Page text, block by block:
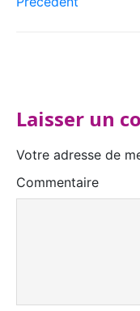
Laisser un
Votre adresse de
Commentaire